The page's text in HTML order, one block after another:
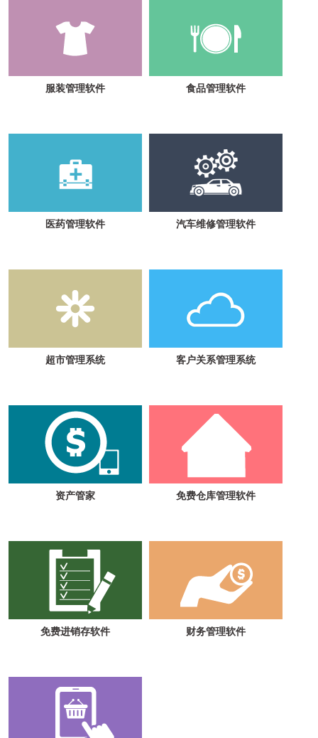
服装管理软件 食品管理软件
医药管理软件 汽车维修管理软件
超市管理系统 客户关系管理系统
资产管家 免费仓库管理软件
免费进销存软件 财务管理软件